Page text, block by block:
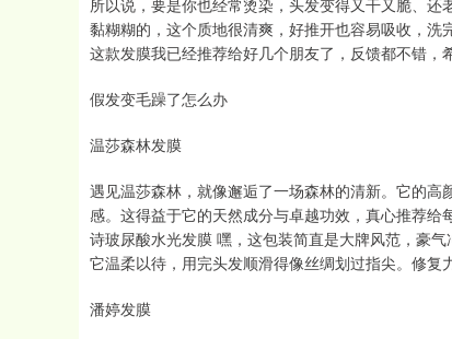
所以说，要是你也经常烫染，头发变得又干又脆、
黏糊糊的，这个质地很清爽，好推开也容易吸收，洗
这款发膜我已经推荐给好几个朋友了，反馈都不错，
假发变毛躁了怎么办
温莎森林发膜
遇见温莎森林，就像邂逅了一场森林的清新。它的
感。这得益于它的天然成分与卓越功效，真心推荐给
诗玻尿酸水光发膜 嘿，这包装简直是大牌风范，豪
它温柔以待，用完头发顺滑得像丝绸划过指尖。修复
潘婷发膜